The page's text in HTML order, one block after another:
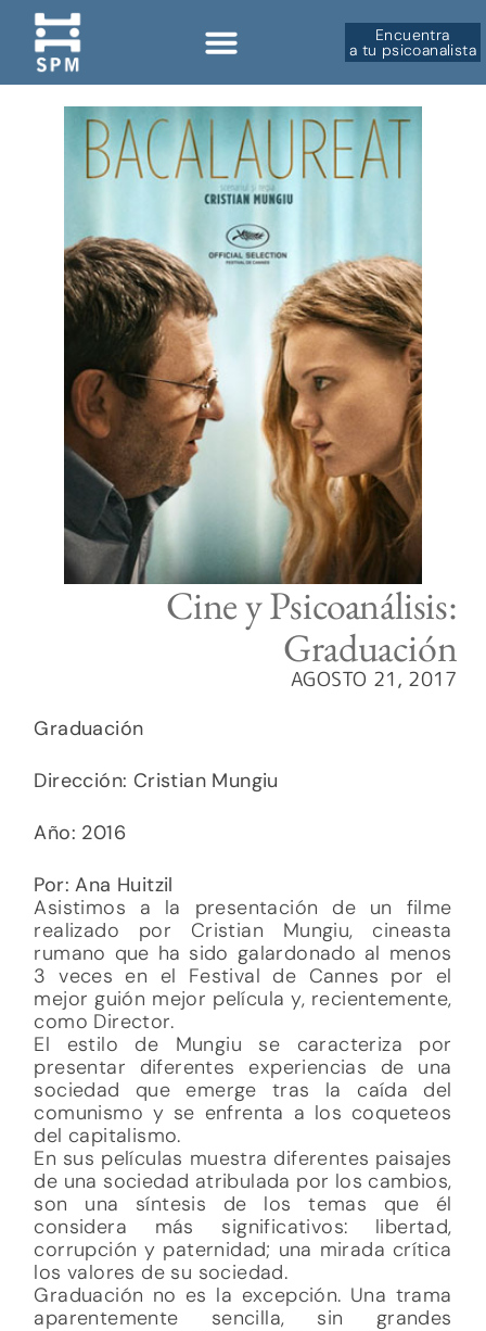
Encuentra
a tu psicoanalista
Cine y Psicoanálisis:
Graduación
AGOSTO 21, 2017
Graduación
Dirección: Cristian Mungiu
Año: 2016
Por: Ana Huitzil
Asistimos a la presentación de un filme
realizado por Cristian Mungiu, cineasta
rumano que ha sido galardonado al menos
3 veces en el Festival de Cannes por el
mejor guión mejor película y, recientemente,
como Director.
El estilo de Mungiu se caracteriza por
presentar diferentes experiencias de una
sociedad que emerge tras la caída del
comunismo y se enfrenta a los coqueteos
del capitalismo.
En sus películas muestra diferentes paisajes
de una sociedad atribulada por los cambios,
son una síntesis de los temas que él
considera más significativos: libertad,
corrupción y paternidad; una mirada crítica
los valores de su sociedad.
Graduación no es la excepción. Una trama
aparentemente sencilla, sin grandes